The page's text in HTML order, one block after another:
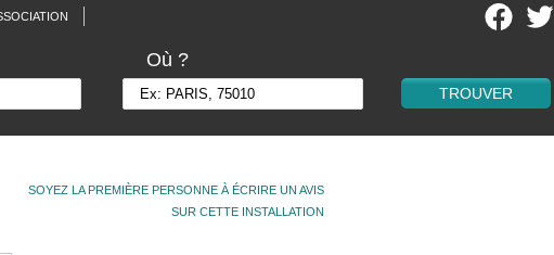
Où ?
SOYEZ LA PREMIÈRE PERSONNE À ÉCRIRE UN AVIS
SUR CETTE INSTALLATION